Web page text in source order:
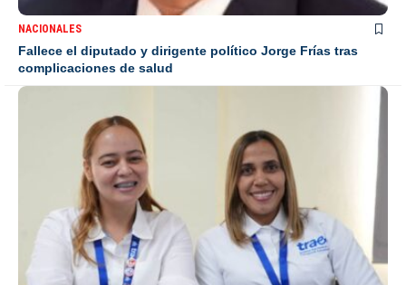
NACIONALES
Fallece el diputado y dirigente político Jorge Frías tras
complicaciones de salud